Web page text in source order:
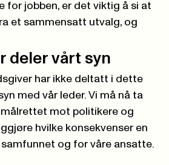
for jobben, er det viktig å si at
et sammensatt utvalg, og
deler vårt syn
har ikke deltatt i dette
med vår leder. Vi må nå ta
mot politikere og
hvilke konsekvenser en
og for våre ansatte.